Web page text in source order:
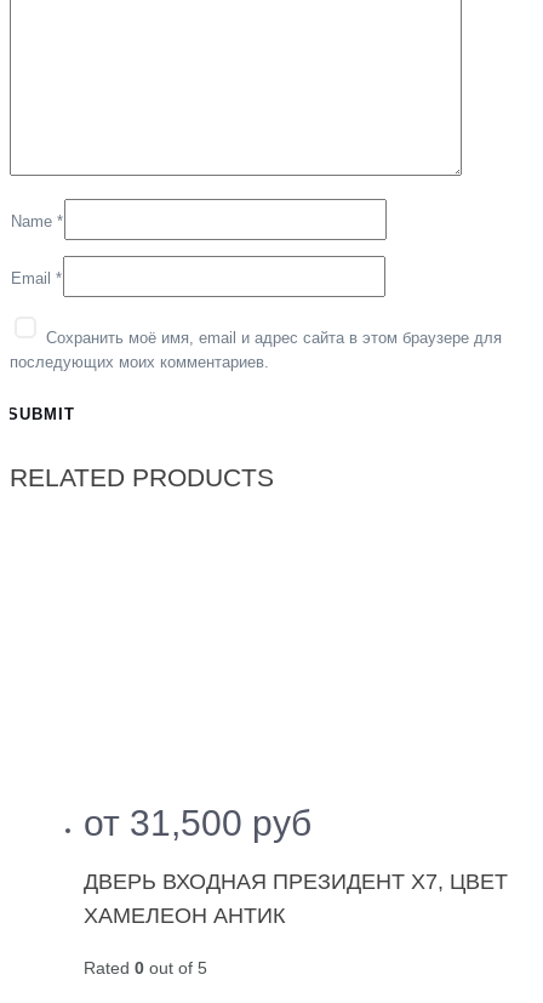
Name *
Email *
Сохранить моё имя, email и адрес сайта в этом браузере для
последующих моих комментариев.
RELATED PRODUCTS
от 31,500 руб
ДВЕРЬ ВХОДНАЯ ПРЕЗИДЕНТ Х7, ЦВЕТ
ХАМЕЛЕОН АНТИК
Rated 0 out of 5